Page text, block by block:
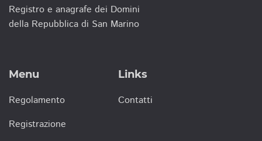
Registro e anagrafe dei Domini
della Repubblica di San Marino
Menu
Regolamento
Registrazione
Links
Contatti